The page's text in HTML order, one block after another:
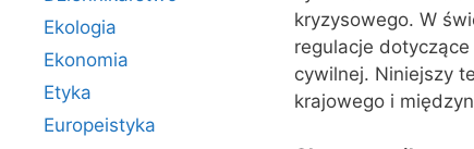
kryzysowego. W
regulacje
cywilnej. Niniejszy
krajowego i
Ekologia
Ekonomia
Etyka
Europeistyka